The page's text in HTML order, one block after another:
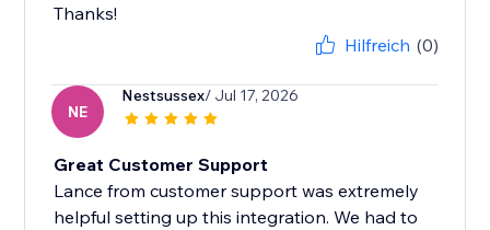
Thanks!
Hilfreich (0)
NE
Nestsussex/ Jul 17, 2026
Great Customer Support
Lance from customer support was extremely
helpful setting up this integration. We had to